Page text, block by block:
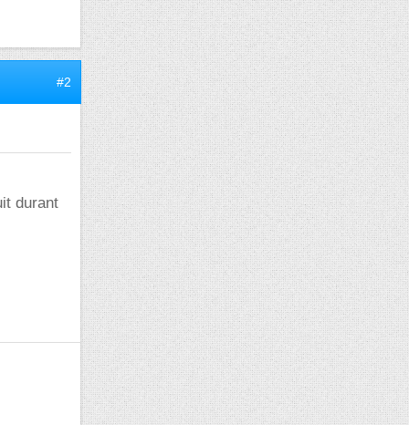
#2
durant